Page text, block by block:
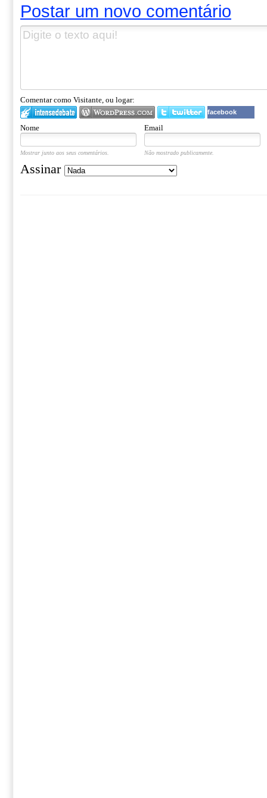
Postar um novo comentário
Comentar como Visitante, ou logar:
facebook
Nome Email
Mostrar junto aos seus comentários. Não mostrado publicamente.
Assinar